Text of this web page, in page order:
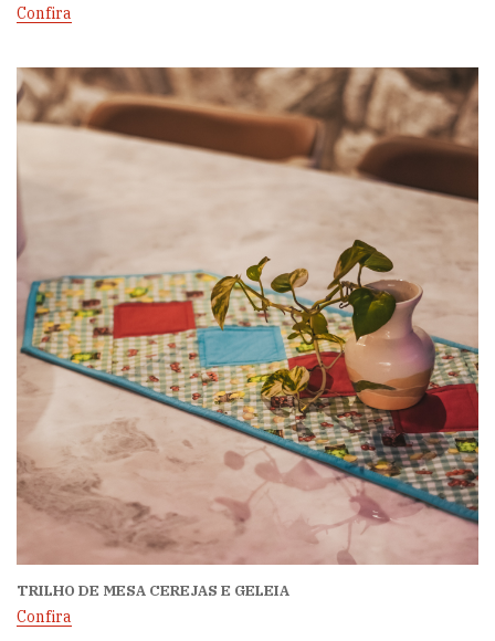
Confira
TRILHO DE MESA CEREJAS E GELEIA
Confira